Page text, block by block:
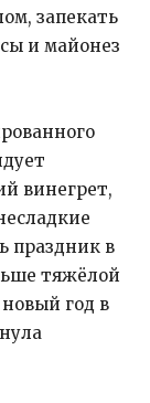
запекать
и майонез
винегрет,
праздник в
тяжёлой
год в